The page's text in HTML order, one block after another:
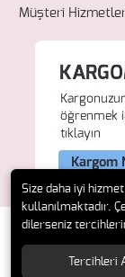
Müşteri
Size daha iyi
kullanılmaktadır.
dilerseniz
Tercihleri